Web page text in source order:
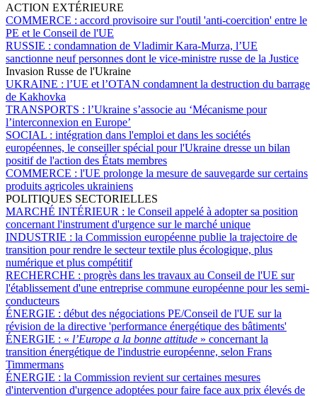
ACTION EXTÉRIEURE
COMMERCE : accord provisoire sur l'outil 'anti-coercition' entre le
PE et le Conseil de l'UE
RUSSIE : condamnation de Vladimir Kara-Murza, l’UE
sanctionne neuf personnes dont le vice-ministre russe de la Justice
Invasion Russe de l'Ukraine
UKRAINE : l’UE et l’OTAN condamnent la destruction du barrage
de Kakhovka
TRANSPORTS : l’Ukraine s’associe au ‘Mécanisme pour
l’interconnexion en Europe’
SOCIAL : intégration dans l'emploi et dans les sociétés
européennes, le conseiller spécial pour l'Ukraine dresse un bilan
positif de l'action des États membres
COMMERCE : l'UE prolonge la mesure de sauvegarde sur certains
produits agricoles ukrainiens
POLITIQUES SECTORIELLES
MARCHÉ INTÉRIEUR : le Conseil appelé à adopter sa position
concernant l'instrument d'urgence sur le marché unique
INDUSTRIE : la Commission européenne publie la trajectoire de
transition pour rendre le secteur textile plus écologique, plus
numérique et plus compétitif
RECHERCHE : progrès dans les travaux au Conseil de l'UE sur
l'établissement d'une entreprise commune européenne pour les semi-
conducteurs
ÉNERGIE : début des négociations PE/Conseil de l'UE sur la
révision de la directive 'performance énergétique des bâtiments'
ÉNERGIE : « l’Europe a la bonne attitude » concernant la
transition énergétique de l'industrie européenne, selon Frans
Timmermans
ÉNERGIE : la Commission revient sur certaines mesures
d'intervention d'urgence adoptées pour faire face aux prix élevés de